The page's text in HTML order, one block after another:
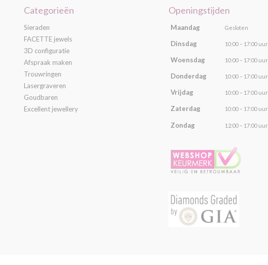
Categorieën
Sieraden
FACETTE jewels
3D configuratie
Afspraak maken
Trouwringen
Lasergraveren
Goudbaren
Excellent jewellery
Openingstijden
Maandag Gesloten
Dinsdag 10:00 – 17:00 uur
Woensdag 10:00 – 17:00 uur
Donderdag 10:00 – 17:00 uur
Vrijdag 10:00 – 17:00 uur
Zaterdag 10:00 – 17:00 uur
Zondag 12:00 – 17:00 uur